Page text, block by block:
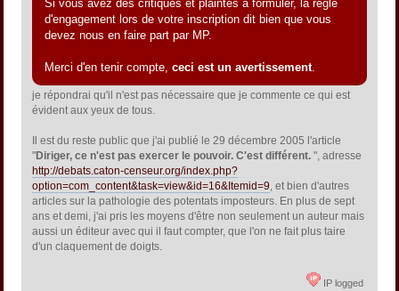
Si vous avez des critiques et plaintes à formuler, la règle
d'engagement lors de votre inscription dit bien que vous
devez nous en faire part par MP.
Merci d'en tenir compte,ceci est un avertissement.
je répondrai qu'il n'est pas nécessaire que je commente ce qui est
évident aux yeux de tous.
Il est du reste public que j'ai publié le 29 décembre 2005 l'article
"Diriger, ce n'est pas exercer le pouvoir. C'est différent.", adresse
http://debats.caton-censeur.org/index.php?
option=com_content&task=view&id=16&Itemid=9 , et bien d'autres
articles sur la pathologie des potentats imposteurs. En plus de sept
ans et demi, j'ai pris les moyens d'être non seulement un auteur mais
aussi un éditeur avec qui il faut compter, que l'on ne fait plus taire
d'un claquement de doigts.
IP logged